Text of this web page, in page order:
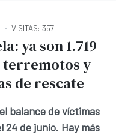
VISITAS: 357
ya son 1.719
terremotos y
de rescate
balance de víctimas
24 de junio. Hay más